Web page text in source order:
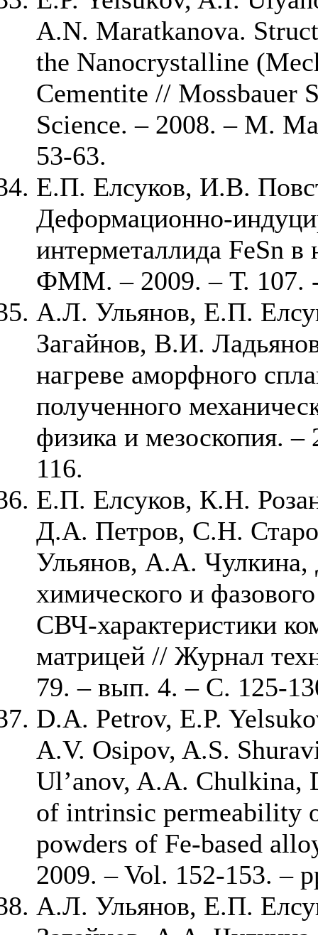
A.N. Maratkanova.
the Nanocrystalline
Cementite // Mossbauer
Science. – 2008. – M.
53-63.
Е.П. Елсуков, И.В.
Деформационно-
интерметаллида FeSn
ФММ. – 2009. – Т. 107.
А.Л. Ульянов, Е.П.
Загайнов, В.И.
нагреве аморфного
полученного
физика и мезоскопия.
116.
Е.П. Елсуков, К.Н.
Д.А. Петров, С.Н.
Ульянов, А.А.
химического и
СВЧ-характеристики
матрицей // Журнал
79. – вып. 4. – С. 125-
D.A. Petrov, E.P.
A.V. Osipov, A.S.
Ul’anov, A.A. Chulkina,
of intrinsic permeability
powders of Fe-based
2009. – Vol. 152-153. –
А.Л. Ульянов, Е.П.